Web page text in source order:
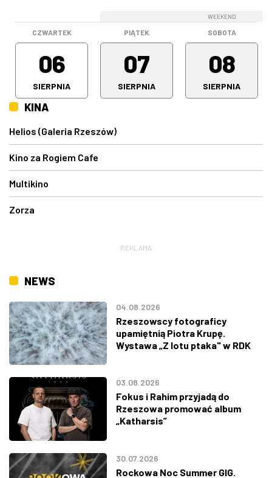
CZWARTEK
06
SIERPNIA
PIĄTEK
07
SIERPNIA
WEEKEND
SOBOTA
08
SIERPNIA
KINA
Helios (Galeria Rzeszów)
Kino za Rogiem Cafe
Multikino
Zorza
REKLAMA
NEWS
04.08.2026
Rzeszowscy fotograficy
upamiętnią Piotra Krupę.
Wystawa „Z lotu ptaka" w RDK
03.08.2026
Fokus i Rahim przyjadą do
Rzeszowa promować album
„Katharsis”
30.07.2026
Rockowa Noc Summer GIG.